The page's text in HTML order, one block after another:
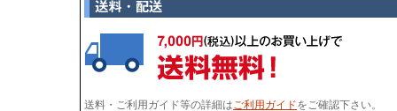
送料・ご利用ガイド等の詳細はご利用ガイドをご確認下さい。